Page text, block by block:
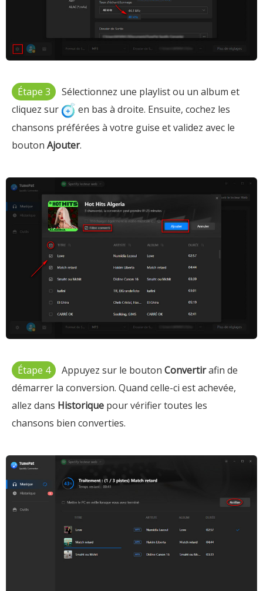
Étape 3
Sélectionnez une playlist ou un album et
cliquez sur
en bas à droite. Ensuite, cochez les
chansons préférées à votre guise et validez avec le
bouton Ajouter.
Étape 4 Appuyez sur le bouton Convertirafin de
démarrer la conversion. Quand celle-ci est achevée,
allez dans Historique pour vérifier toutes les
chansons bien converties.